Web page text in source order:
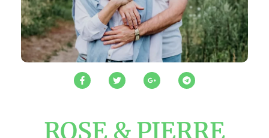
ROSE & PIERRE